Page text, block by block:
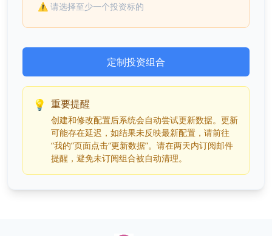
⚠️ 请选择至少一个投资标的
定制投资组合
💡 重要提醒
创建和修改配置后系统会自动尝试更新数据。更新
可能存在延迟，如结果未反映最新配置，请前往
“我的”页面点击“更新数据”。请在两天内订阅邮件
提醒，避免未订阅组合被自动清理。